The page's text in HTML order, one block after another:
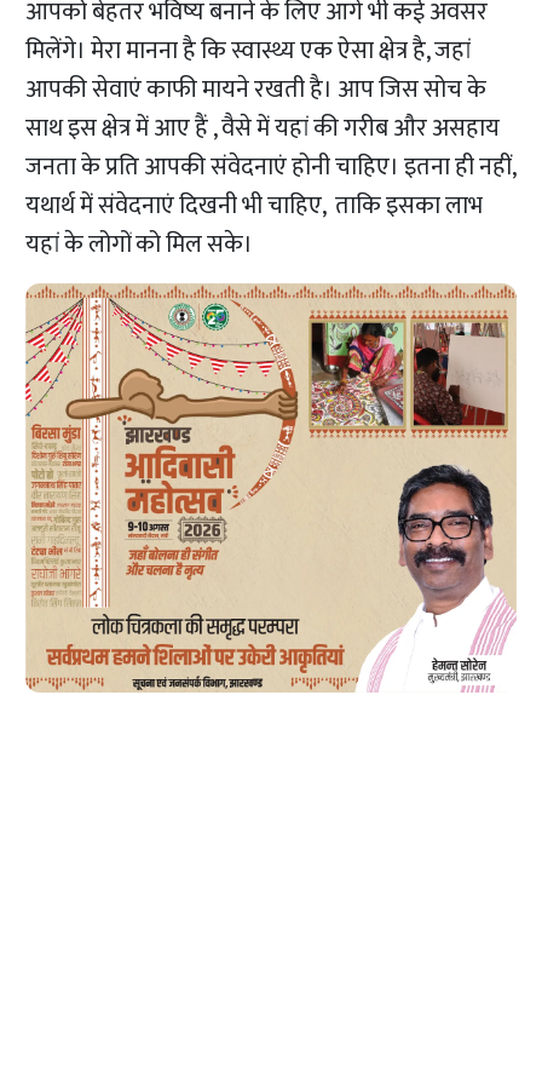
आपको बेहतर भविष्य बनाने के लिए आगे भी कई अवसर
मिलेंगे। मेरा मानना है कि स्वास्थ्य एक ऐसा क्षेत्र है, जहां
आपकी सेवाएं काफी मायने रखती है। आप जिस सोच के
साथ इस क्षेत्र में आए हैं , वैसे में यहां की गरीब और असहाय
जनता के प्रति आपकी संवेदनाएं होनी चाहिए। इतना ही नहीं,
यथार्थ में संवेदनाएं दिखनी भी चाहिए, ताकि इसका लाभ
यहां के लोगों को मिल सके।